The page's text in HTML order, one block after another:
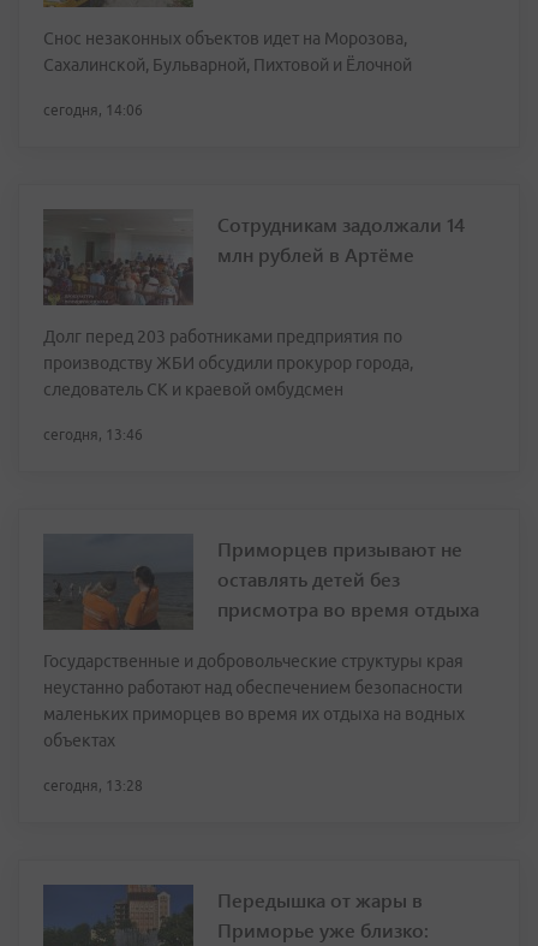
Снос незаконных объектов идет на Морозова,
Сахалинской, Бульварной, Пихтовой и Ёлочной
сегодня, 14:06
Сотрудникам задолжали 14
млн рублей в Артёме
Долг перед 203 работниками предприятия по
производству ЖБИ обсудили прокурор города,
следователь СК и краевой омбудсмен
сегодня, 13:46
Приморцев призывают не
оставлять детей без
присмотра во время отдыха
Государственные и добровольческие структуры края
неустанно работают над обеспечением безопасности
маленьких приморцев во время их отдыха на водных
объектах
сегодня, 13:28
Передышка от жары в
Приморье уже близко: